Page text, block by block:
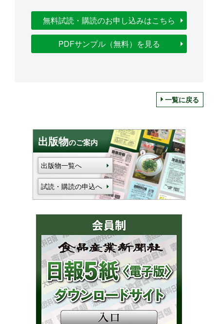
無料試読・購読のお申し込みはこちら
PDFサンプル（無料）を見る
一覧に戻る
出版物のご案内
出版物一覧へ
試読・購読の申込へ